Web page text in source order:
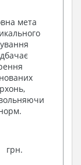
мета
грн.